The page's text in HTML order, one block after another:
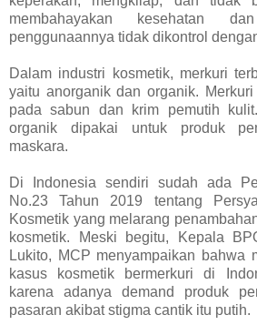
membahayakan kesehatan
penggunaannya tidak dikontrol
Dalam industri kosmetik, merkuri
yaitu anorganik dan organik.
pada sabun dan krim pemutih
organik dipakai untuk produk
maskara.
Di Indonesia sendiri sudah ada
No.23 Tahun 2019 tentang
Kosmetik yang melarang
kosmetik. Meski begitu, Kepala
Lukito, MCP menyampaikan bahwa
kasus kosmetik bermerkuri di
karena adanya demand produk
pasaran akibat stigma cantik itu putih.